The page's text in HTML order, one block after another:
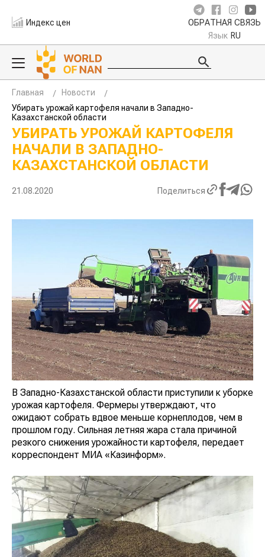
Индекс цен ОБРАТНАЯ СВЯЗЬ
Язык RU
Главная
Новости
Убирать урожай картофеля начали в Западно-
Казахстанской области
УБИРАТЬ УРОЖАЙ КАРТОФЕЛЯ
НАЧАЛИ В ЗАПАДНО-
КАЗАХСТАНСКОЙ ОБЛАСТИ
21.08.2020 Поделиться
В Западно-Казахстанской области приступили к уборке
урожая картофеля. Фермеры утверждают, что
ожидают собрать вдвое меньше корнеплодов, чем в
прошлом году. Сильная летняя жара стала причиной
резкого снижения урожайности картофеля, передает
корреспондент МИА «Казинформ».